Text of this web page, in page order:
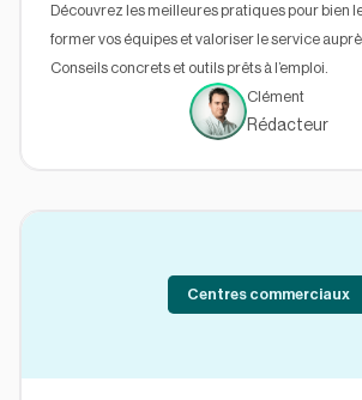
Découvrez les meilleures pratiques pour bien
former vos équipes et valoriser le service
Conseils concrets et outils prêts à l’emploi.
Clément
Rédacteur
Centres commerciaux